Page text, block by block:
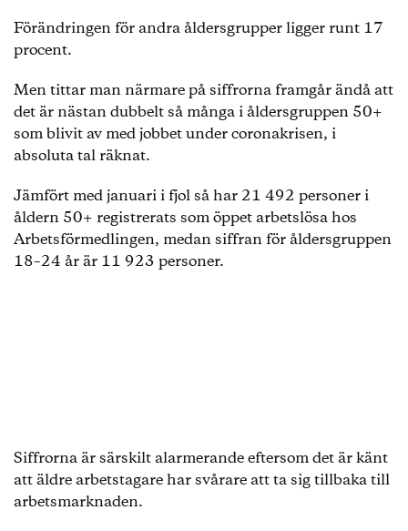
Förändringen för andra åldersgrupper ligger runt 17
procent.
Men tittar man närmare på siffrorna framgår ändå att
det är nästan dubbelt så många i åldersgruppen 50+
som blivit av med jobbet under coronakrisen, i
absoluta tal räknat.
Jämfört med januari i fjol så har 21 492 personer i
åldern 50+ registrerats som öppet arbetslösa hos
Arbetsförmedlingen, medan siffran för åldersgruppen
18–24 år är 11 923 personer.
Siffrorna är särskilt alarmerande eftersom det är känt
att äldre arbetstagare har svårare att ta sig tillbaka till
arbetsmarknaden.